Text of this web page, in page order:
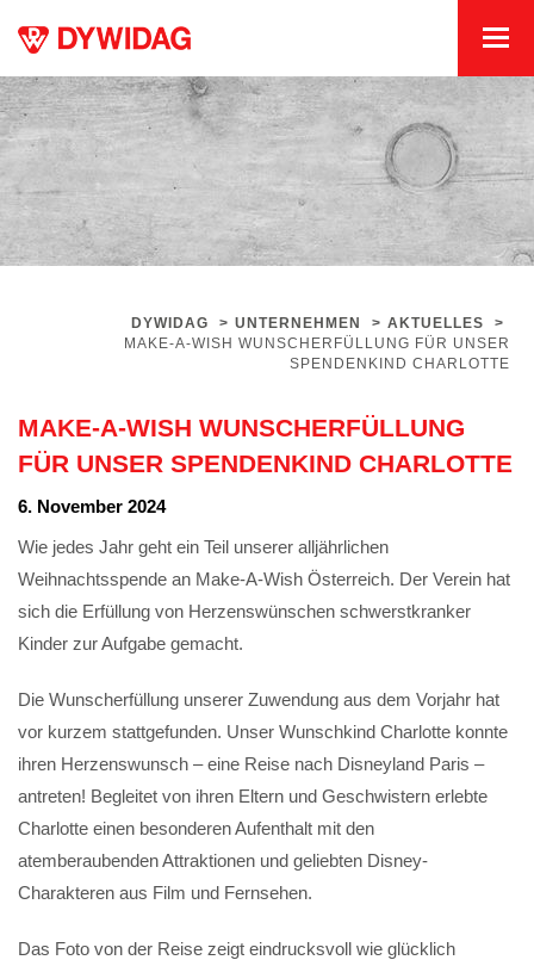
DYWIDAG > UNTERNEHMEN > AKTUELLES
>
MAKE-A-WISH WUNSCHERFÜLLUNG FÜR UNSER
SPENDENKIND CHARLOTTE
MAKE-A-WISH WUNSCHERFÜLLUNG
FÜR UNSER SPENDENKIND CHARLOTTE
6. November 2024
Wie jedes Jahr geht ein Teil unserer alljährlichen
Weihnachtsspende an Make-A-Wish Österreich. Der Verein hat
sich die Erfüllung von Herzenswünschen schwerstkranker
Kinder zur Aufgabe gemacht.
Die Wunscherfüllung unserer Zuwendung aus dem Vorjahr hat
vor kurzem stattgefunden. Unser Wunschkind Charlotte konnte
ihren Herzenswunsch – eine Reise nach Disneyland Paris –
antreten! Begleitet von ihren Eltern und Geschwistern erlebte
Charlotte einen besonderen Aufenthalt mit den
atemberaubenden Attraktionen und geliebten Disney-
Charakteren aus Film und Fernsehen.
Das Foto von der Reise zeigt eindrucksvoll wie glücklich